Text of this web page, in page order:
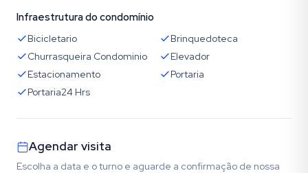
Infraestrutura do condomínio
Bicicletario
Brinquedoteca
Churrasqueira Condominio
Elevador
Estacionamento
Portaria
Portaria24 Hrs
Agendar visita
Escolha a data e o turno e aguarde a confirmação de nossa